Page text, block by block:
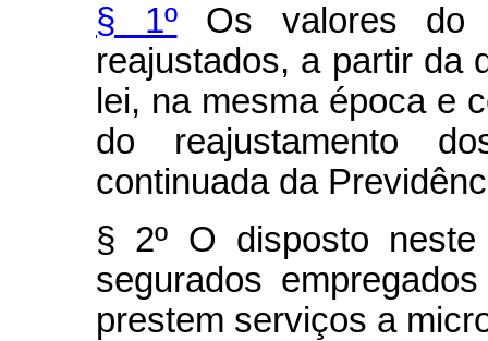
§ 1ºOs valores do
reajustados, a partir da
lei, na mesma época e
do reajustamento
continuada da
§ 2º O disposto
segurados
prestem serviços a